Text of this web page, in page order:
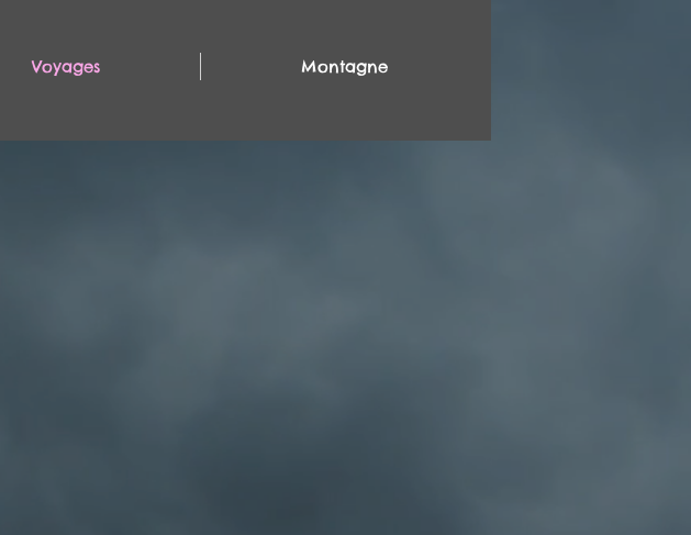
Voyages Montagne